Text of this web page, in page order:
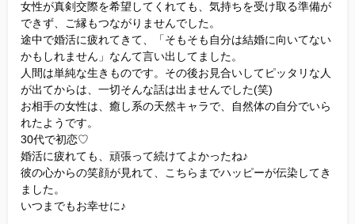
女性が真剣交際を希望してくれても、気持ちを受け取る準備が
できず、ご縁もつながりませんでした。
途中で婚活に疲れてきて、「そもそも自分は結婚に向いてない
かもしれません」なんて言い出してました。
人間は単純な生きものです。その後お見合いしてピッタリな人
が出てからは、一切そんな話は出ませんでした(笑)
お相手の女性は、癒し系の天然キャラで、自然体の自分でいら
れたようです。
30代で初恋♡
婚活に疲れても、頑張って続けてよかったね♪
彼の心からの笑顔が見れて、こちらまでハッピーが伝染してき
ました。
いつまでもお幸せに♪